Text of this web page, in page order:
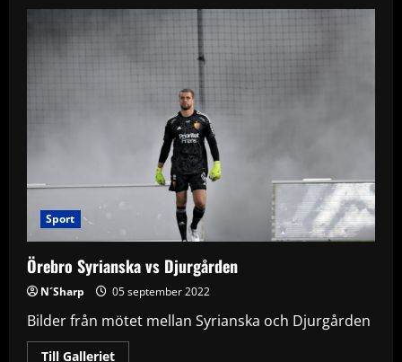
Västerås
Sport
Örebro Syrianska vs Djurgården
N´Sharp 05 september 2022
Bilder från mötet mellan Syrianska och Djurgården
Till GallerietRead